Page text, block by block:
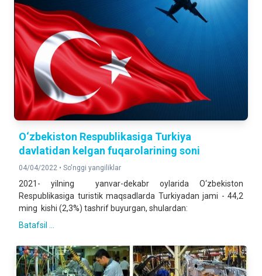
O‘zbekiston Respublikasiga Turkiya
davlatidan kelgan fuqarolarining soni
04/04/2022 • So'nggi yangiliklar
2021- yilning yanvar-dekabr oylarida O‘zbekiston
Respublikasiga turistik maqsadlarda Turkiyadan jami - 44,2
ming kishi (2,3%) tashrif buyurgan, shulardan:
Batafsil ...